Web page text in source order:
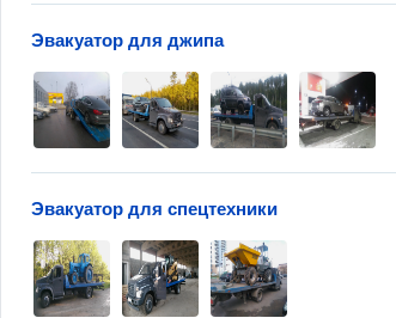
Эвакуатор для джипа
Эвакуатор для спецтехники